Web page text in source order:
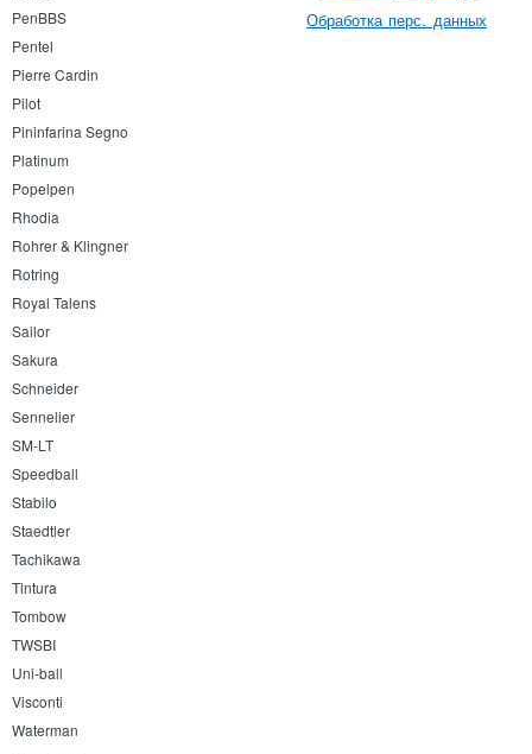
PenBBS
Pentel
Pierre Cardin
Pilot
Pininfarina Segno
Platinum
Popelpen
Rhodia
Rohrer & Klingner
Rotring
Royal Talens
Sailor
Sakura
Schneider
Sennelier
SM-LT
Speedball
Stabilo
Staedtler
Tachikawa
Tintura
Tombow
TWSBI
Uni-ball
Visconti
Waterman
Обработка перс. данных